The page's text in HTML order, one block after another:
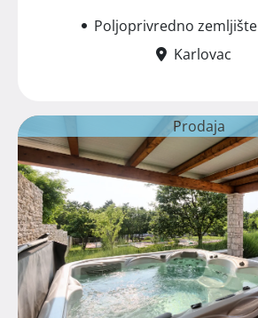
Poljoprivredno zemljište
Karlovac
Prodaja